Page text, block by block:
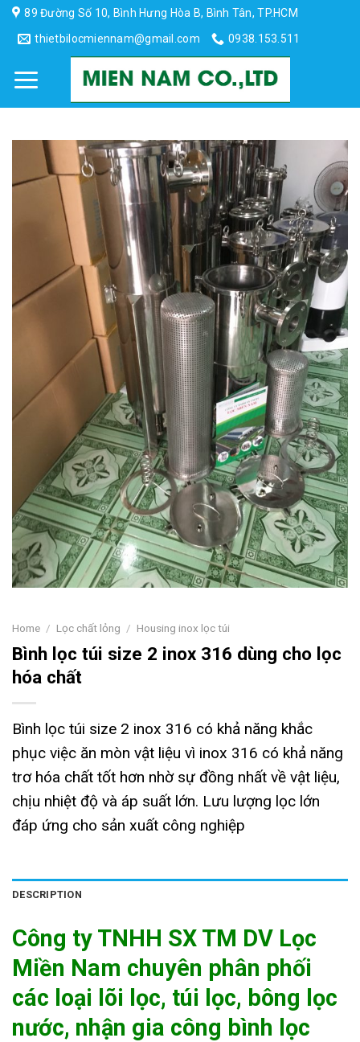
Skip
content
89 Đường Số 10, Bình Hưng Hòa B, Bình Tân, TP.HCM
thietbilocmiennam@gmail.com
0938.153.511
Home / Lọc chất lỏng / Housing inox lọc túi
Bình lọc túi size 2 inox 316 dùng cho lọc
hóa chất
Bình lọc túi size 2 inox 316 có khả năng khắc
phục việc ăn mòn vật liệu vì inox 316 có khả năng
trơ hóa chất tốt hơn nhờ sự đồng nhất về vật liệu,
chịu nhiệt độ và áp suất lớn. Lưu lượng lọc lớn
đáp ứng cho sản xuất công nghiệp
DESCRIPTION
Công ty TNHH SX TM DV Lọc
Miền Nam chuyên phân phối
các loại lõi lọc, túi lọc, bông lọc
nước, nhận gia công bình lọc